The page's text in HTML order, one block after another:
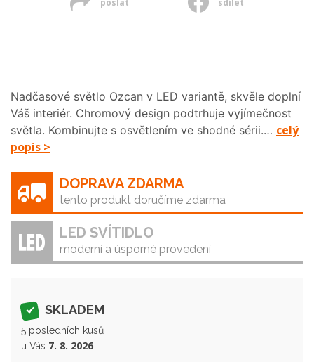
poslat sdílet
Nadčasové světlo Ozcan v LED variantě, skvěle doplní
Váš interiér. Chromový design podtrhuje vyjímečnost
světla. Kombinujte s osvětlením ve shodné sérii.… celý
popis >
DOPRAVA ZDARMA
tento produkt doručíme zdarma
LED SVÍTIDLO
moderní a úsporné provedení
SKLADEM
5 posledních kusů
u Vás 7. 8. 2026